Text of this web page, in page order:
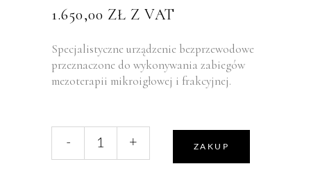
1.650,00 ZŁ Z VAT
Specjalistyczne urządzenie bezprzewodowe
przeznaczone do wykonywania zabiegów
mezoterapii mikroigłowej i frakcyjnej.
- + ZAKUP